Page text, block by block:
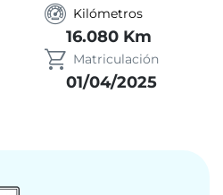
Kilómetros
16.080 Km
Matriculación
01/04/2025